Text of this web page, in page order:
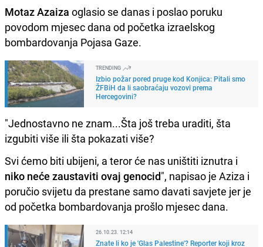
Motaz Azaiza oglasio se danas i poslao poruku
povodom mjesec dana od početka izraelskog
bombardovanja Pojasa Gaze.
TRENDING
Izbio požar pored pruge kod Konjica: Pitali smo
ŽFBiH da li saobraćaju vozovi prema
Hercegovini?
"Jednostavno ne znam...Šta još treba uraditi, šta
izgubiti više ili šta pokazati više?
Svi ćemo biti ubijeni, a teror će nas uništiti iznutra i
niko neće zaustaviti ovaj genocid", napisao je Aziza i
poručio svijetu da prestane samo davati savjete jer je
od početka bombardovanja prošlo mjesec dana.
26.10.23. 12:14
Znate li ko je 'Glas Palestine'? Reporter koji kroz